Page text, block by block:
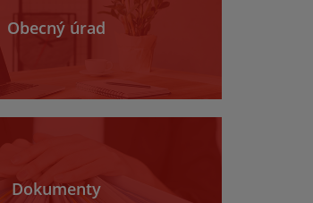
Obecný úrad
Dokumenty